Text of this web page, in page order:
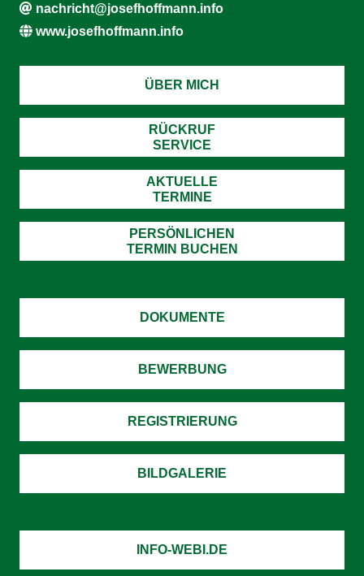
nachricht@josefhoffmann.info
www.josefhoffmann.info
ÜBER MICH
RÜCKRUF
SERVICE
AKTUELLE
TERMINE
PERSÖNLICHEN
TERMIN BUCHEN
DOKUMENTE
BEWERBUNG
REGISTRIERUNG
BILDGALERIE
INFO-WEBI.DE